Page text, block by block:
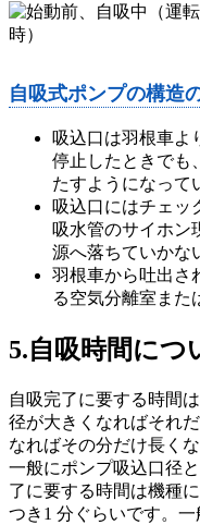
自吸式ポンプの構造
吸込口は羽根車よ
停止したときでも
たすようになって
吸込口にはチェッ
吸水管のサイホン
源へ落ちていかな
羽根車から吐出さ
る空気分離室また
5.自吸時間につ
自吸完了に要する時間
径が大きくなればそれ
なればその分だけ長くな
一般にポンプ吸込口径
了に要する時間は機種
つき1 分ぐらいです。